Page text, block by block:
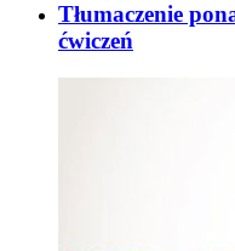
Tłumaczenie
ćwiczeń